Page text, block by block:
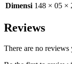
Dimensi 148 × 05 ×
Reviews
There are no reviews